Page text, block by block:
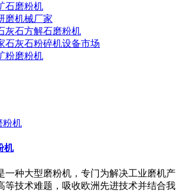
石磨粉机
磨机械厂家
灰石方解石磨粉机
石灰石粉碎机设备市场
粉磨粉机
机
一种大型磨粉机，专门为解决工业磨机产
等技术难题，吸收欧洲先进技术并结合我